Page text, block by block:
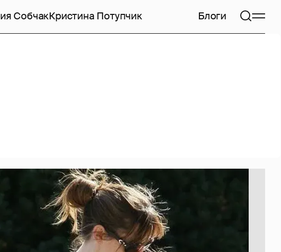
СобчакКристина Потупчик Блоги